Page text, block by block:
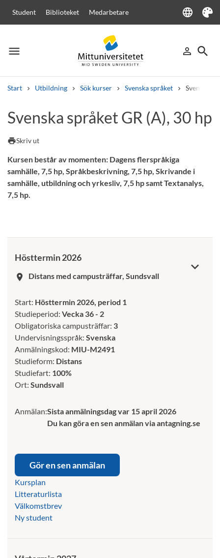
Student Biblioteket Medarbetare language
Language
Tema
menu
Meny person_outline
Logga in
search
Sök
Start Utbildning Sök kurser Svenska språket Svenska
Andra söktjänster
Kurser och program
Svenska språket GR (A), 30 hp
printSkriv ut
Kursen består av momenten: Dagens flerspråkiga
samhälle, 7,5 hp, Språkbeskrivning, 7,5 hp, Skrivande i
samhälle, utbildning och yrkesliv, 7,5 hp samt Textanalys,
7,5 hp.
Hösttermin 2026
room Distans med campusträffar, Sundsvall
Start: Hösttermin 2026, period 1
Studieperiod: Vecka 36 - 2
Obligatoriska campusträffar: 3
Undervisningsspråk: Svenska
Anmälningskod: MIU-M2491
Studieform: Distans
Studiefart: 100%
Ort: Sundsvall
Anmälan:Sista anmälningsdag var 15 april 2026
Du kan göra en sen anmälan via antagning.se
Gör en sen anmälan
Kursplan
Litteraturlista
Välkomstbrev
Ny student